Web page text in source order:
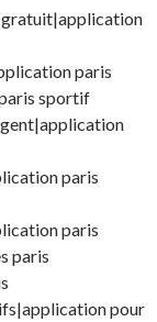
paris
sportif
paris
paris
paris
pour